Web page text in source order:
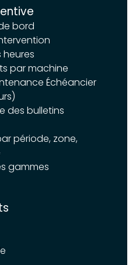
bord
par machine
Échéancier
des bulletins
période, zone,
gammes